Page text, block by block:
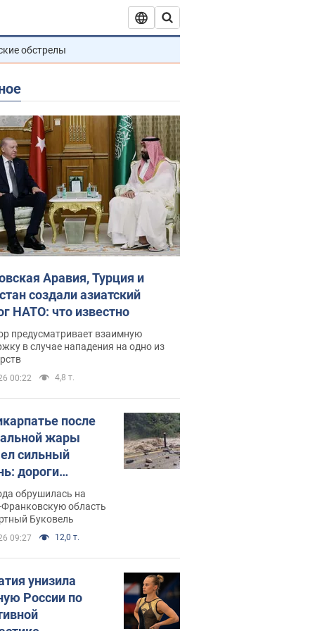
обстрелы
Аравия, Турция и
создали азиатский
НАТО: что известно
предусматривает взаимную
в случае нападения на одно из
00:22 4,8 т.
после
жары
сильный
дороги
в реки.
обрушилась на
область
Буковель
09:27 12,0 т.
унизила
России по